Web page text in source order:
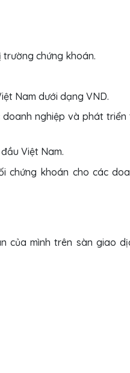
chứng khoán.
Nam dưới dạng VND.
doanh nghiệp và phát triển
Việt Nam.
chứng khoán cho các
của mình trên sàn giao